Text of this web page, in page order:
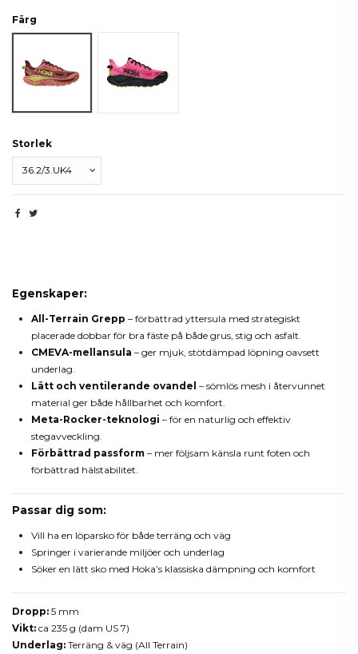
Färg
Storlek
Egenskaper:
All-Terrain Grepp – förbättrad yttersula med strategiskt
placerade dobbar för bra fäste på både grus, stig och asfalt.
CMEVA-mellansula – ger mjuk, stötdämpad löpning oavsett
underlag.
Lätt och ventilerande ovandel – sömlös mesh i återvunnet
material ger både hållbarhet och komfort.
Meta-Rocker-teknologi – för en naturlig och effektiv
stegavveckling.
Förbättrad passform – mer följsam känsla runt foten och
förbättrad hälstabilitet.
Passar dig som:
Vill ha en löparsko för både terräng och väg
Springer i varierande miljöer och underlag
Söker en lätt sko med Hoka’s klassiska dämpning och komfort
Dropp: 5 mm
Vikt: ca 235 g (dam US 7)
Underlag: Terräng & väg (All Terrain)